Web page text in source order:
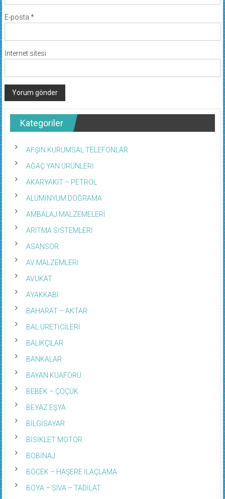
E-posta *
İnternet sitesi
Kategoriler
AFŞİN KURUMSAL TELEFONLAR
AĞAÇ YAN ÜRÜNLERİ
AKARYAKIT – PETROL
ALÜMİNYUM DOĞRAMA
AMBALAJ MALZEMELERİ
ARITMA SİSTEMLERİ
ASANSÖR
AV MALZEMLERİ
AVUKAT
AYAKKABI
BAHARAT – AKTAR
BAL ÜRETİCİLERİ
BALIKÇILAR
BANKALAR
BAYAN KUAFÖRÜ
BEBEK – ÇOÇUK
BEYAZ EŞYA
BİLGİSAYAR
BİSİKLET MOTOR
BOBİNAJ
BÖCEK – HAŞERE İLAÇLAMA
BOYA – SIVA – TADİLAT